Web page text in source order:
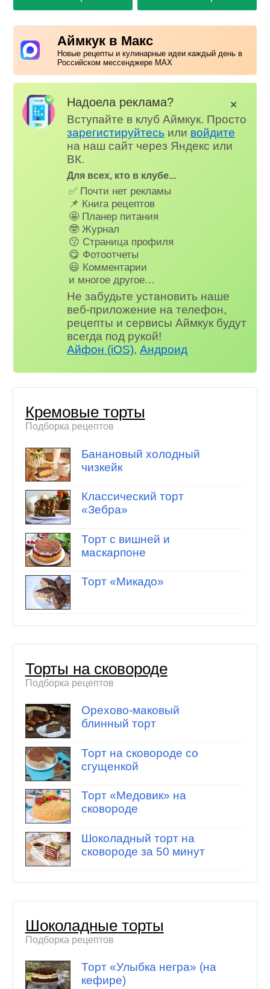
Аймкук в Макс
Новые рецепты и кулинарные идеи каждый день в
Российском мессенджере MAX
Надоела реклама?
Вступайте в клуб Аймкук. Просто
зарегистируйтесь или войдите
на наш сайт через Яндекс или
ВК.
Для всех, кто в клубе...
✅ Почти нет рекламы
📌 Книга рецептов
🤩 Планер питания
🤓 Журнал
😗 Страница профиля
😋 Фотоотчеты
😃 Комментарии
и многое другое…
Не забудьте установить наше
веб-приложение на телефон,
рецепты и сервисы Аймкук будут
всегда под рукой!
Айфон (iOS),Андроид
✕
Кремовые торты
Подборка рецептов
Банановый холодный
чизкейк
Классический торт
«Зебра»
Торт с вишней и
маскарпоне
Торт «Микадо»
Торты на сковороде
Подборка рецептов
Орехово-маковый
блинный торт
Торт на сковороде со
сгущенкой
Торт «Медовик» на
сковороде
Шоколадный торт на
сковороде за 50 минут
Шоколадные торты
Подборка рецептов
Торт «Улыбка негра» (на
кефире)